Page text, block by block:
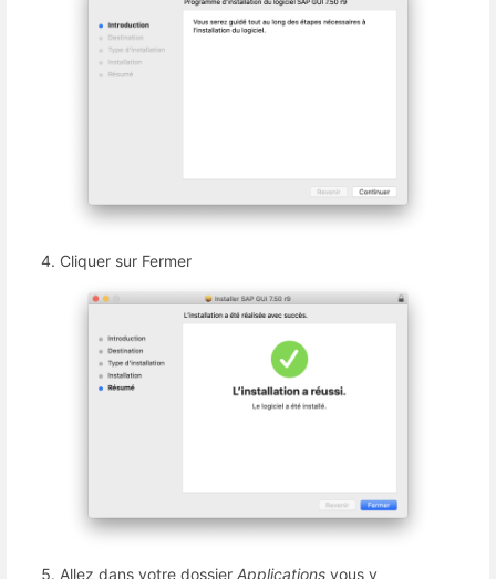
Cliquer sur Fermer
Allez dans votre dossier Applications vous y